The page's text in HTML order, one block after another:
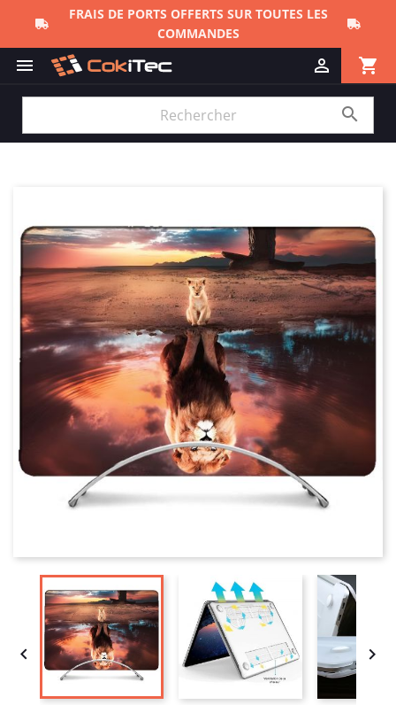
FRAIS DE PORTS OFFERTS SUR TOUTES LES
COMMANDES
 shopping_cart


 